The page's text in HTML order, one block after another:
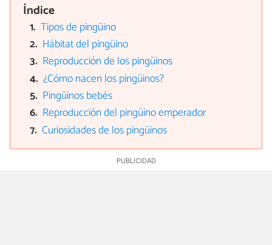
Índice
Tipos de pingüino
Hábitat del pingüino
Reproducción de los pingüinos
¿Cómo nacen los pingüinos?
Pingüinos bebés
Reproducción del pingüino emperador
Curiosidades de los pingüinos